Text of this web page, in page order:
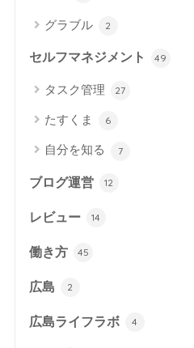
グラブル 2
セルフマネジメント 49
タスク管理 27
たすくま 6
自分を知る 7
ブログ運営 12
レビュー 14
働き方 45
広島 2
広島ライフラボ 4